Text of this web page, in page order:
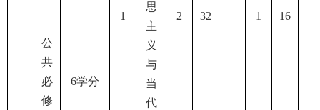
公
共
必
修
6学分
1
思
主
义
与
当
代
2 32 1 16